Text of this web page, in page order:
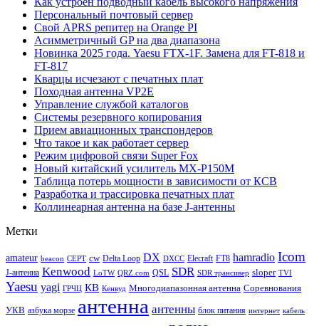
Персональный почтовый сервер
Свой APRS репитер на Orange PI
Асимметричный GP на два диапазона
Новинка 2025 года. Yaesu FTX-1F. Замена для FT-818 и
FT-817
Кварцы исчезают с печатных плат
Походная антенна VP2E
Управление службой каталогов
Системы резервного копирования
Прием авиационных транспондеров
Что такое и как работает сервер
Режим цифровой связи Super Fox
Новый китайский усилитель MX-P150M
Таблица потерь мощности в зависимости от КСВ
Разработка и трассировка печатных плат
Коллинеарная антенна на базе J-антенны
Метки
amateur beacon CEPT cw Delta Loop DX DXCC Elecraft FT8 hamradio Icom
J-антенна Kenwood LoTW QRZ.com QSL SDR SDR трансивер sloper TVI
Yaesu yagi ГРЧЦ КВ Кенвуд Многодиапазонная антенна Соревнования
УКВ азбука морзе антенна антенны блок питания интернет кабель